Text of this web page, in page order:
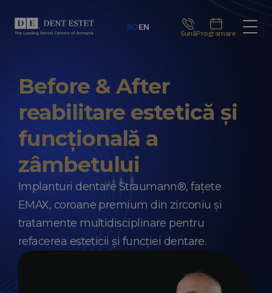
ROEN
SunăProgramare
Before & After
reabilitare estetică și
funcțională a
zâmbetului
Implanturi dentare Straumann®, fațete
EMAX, coroane premium din zirconiu și
tratamente multidisciplinare pentru
refacerea esteticii și funcției dentare.